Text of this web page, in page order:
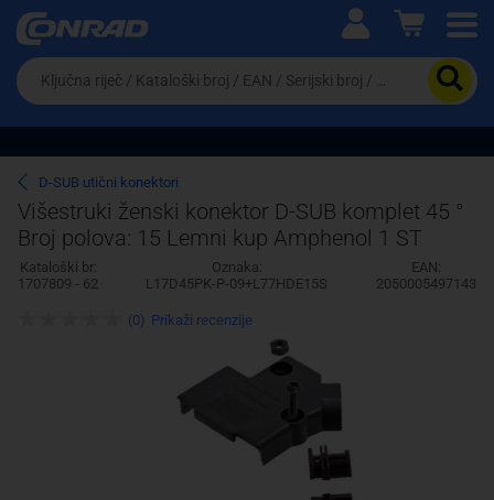
Ova postavka prilagođava asortiman proizvoda i
cijene vašim potrebama.
Pravno lice
Da
biste
potražili
proizvod,
unesite
ključnu
riječ,
kataloški
broj,
EAN
ili
D-SUB utični konektori
Višestruki ženski konektor D-SUB komplet 45 °
Broj polova: 15 Lemni kup Amphenol 1 ST
Kataloški br:
1707809 - 62
Oznaka:
L17D45PK-P-09+L77HDE15S
EAN:
2050005497143
(0) Prikaži recenzije